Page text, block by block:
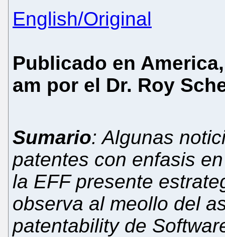
English/Original
Publicado en
am por el Dr. Roy
Sumario: Algunas
patentes con enfasis
la EFF presente
observa al meollo del
patentability de